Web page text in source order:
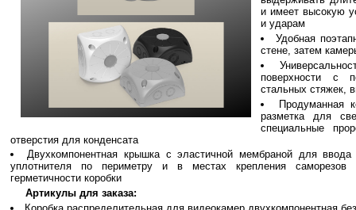
и имеет высокую
и ударам
Удобная
стене, затем
поверхности с
стальных стяжек,
Продуманная
разметка для
специальные
отверстия для конденсата
Двухкомпонентная крышка с эластичной мембраной для
уплотнителя по периметру и в местах крепления саморезов
герметичности коробки
Артикулы для заказа: